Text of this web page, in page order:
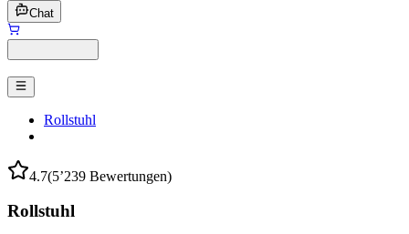
Chat
Rollstuhl
4.7(5’239 Bewertungen)
Rollstuhl